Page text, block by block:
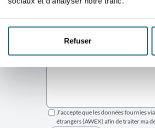
Refuser
J’accepte que les données fournies
étrangers (AWEX) afin de traiter ma